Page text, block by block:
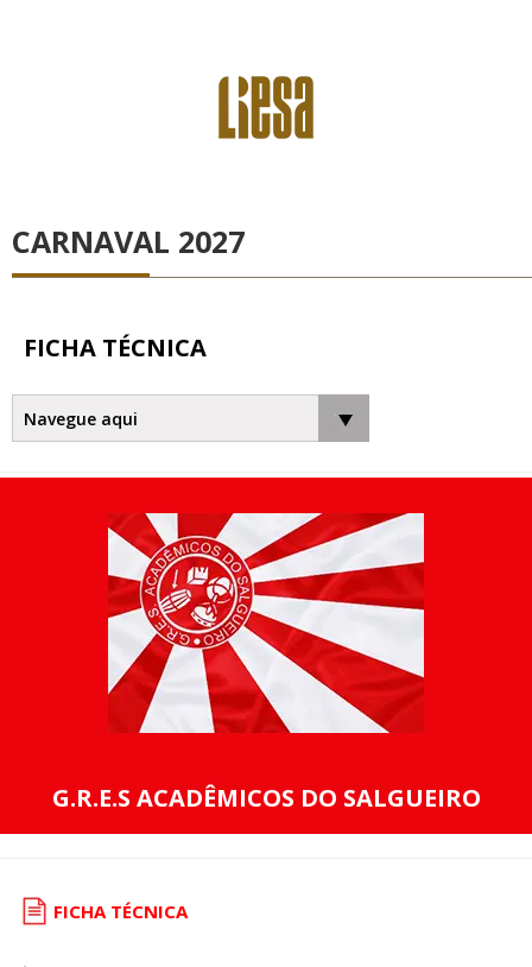
CARNAVAL 2027
FICHA TÉCNICA
G.R.E.S ACADÊMICOS DO SALGUEIRO
FICHA TÉCNICA